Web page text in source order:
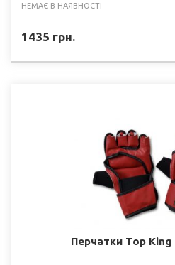
НЕМАЄ В НАЯВНОСТІ
1435 грн.
Перчатки Top